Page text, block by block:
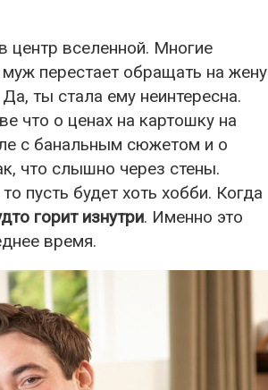
вселенной. Многие
муж перестает обращать на жену
ты стала ему неинтересна.
что о ценах на картошку на
с банальным сюжетом и о
что слышно через стены.
пусть будет хоть хобби. Когда
горит изнутри. Именно это
время.